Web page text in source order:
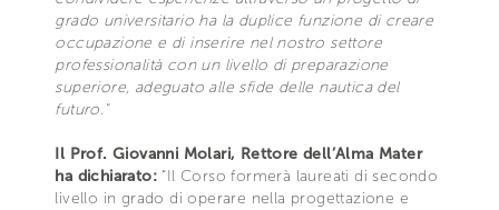
grado universitario ha la duplice funzione di creare
occupazione e di inserire nel nostro settore
professionalità con un livello di preparazione
superiore, adeguato alle sfide delle nautica del
futuro."
Il Prof. Giovanni Molari, Rettore dell’Alma Mater
ha dichiarato: “Il Corso formerà laureati di secondo
livello in grado di operare nella progettazione e